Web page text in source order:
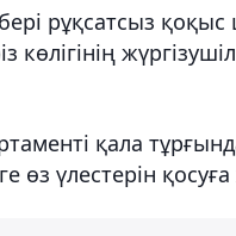
рұқсатсыз қоқыс
қала
үлестерін қосуға